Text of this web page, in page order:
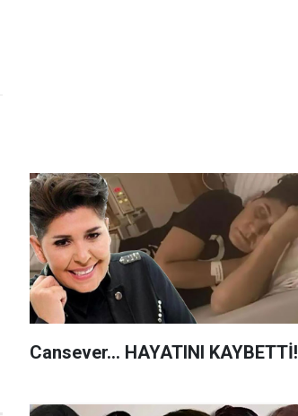
Cansever... HAYATINI KAYBETTİ!